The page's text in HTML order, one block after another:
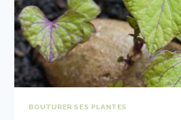
BOUTURER SES PLANTES